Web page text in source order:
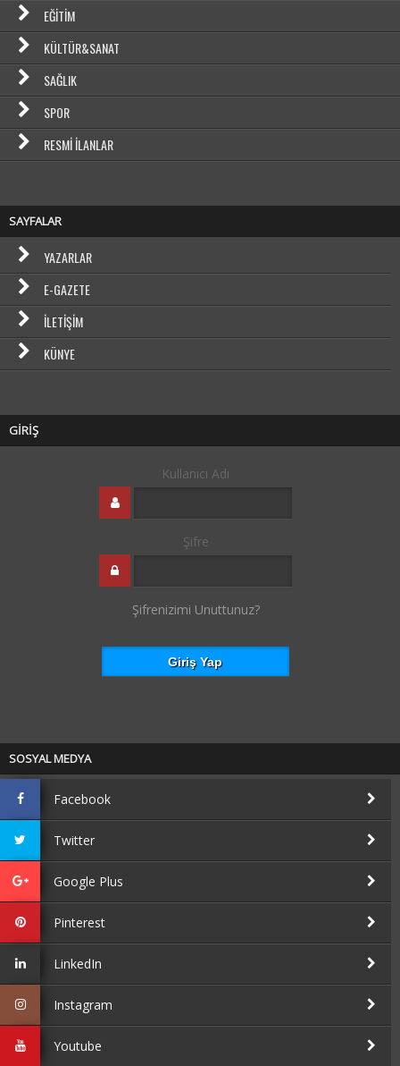
EĞITIM
KÜLTÜR&SANAT
SAĞLIK
SPOR
RESMI İLANLAR
SAYFALAR
YAZARLAR
E-GAZETE
İLETIŞIM
KÜNYE
GİRİŞ
Kullanıcı Adı
Şifre
Şifrenizimi Unuttunuz?
SOSYAL MEDYA
Facebook
Twitter
Google Plus
Pinterest
LinkedIn
Instagram
Youtube